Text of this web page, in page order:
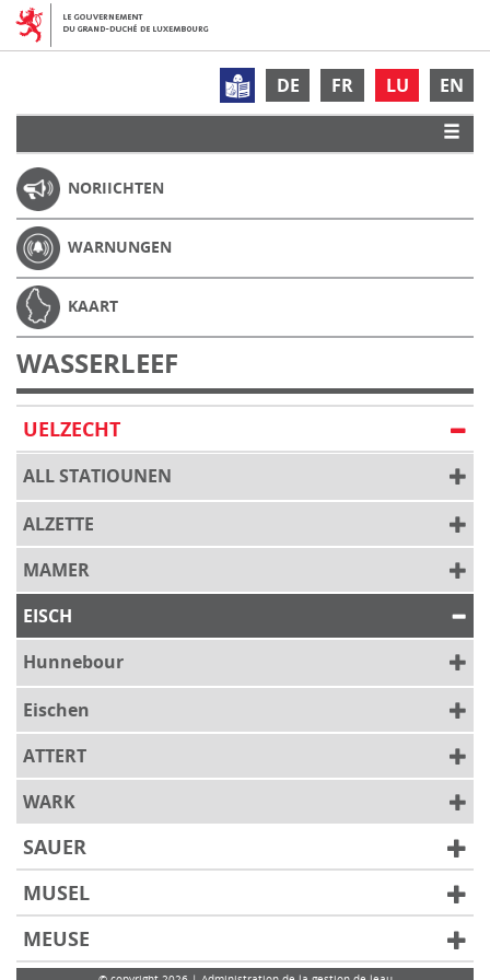
DE FR LU EN
NORIICHTEN
WARNUNGEN
KAART
WASSERLEEF
UELZECHT
ALL STATIOUNEN
ALZETTE
MAMER
EISCH
Hunnebour
Eischen
ATTERT
WARK
SAUER
MUSEL
MEUSE